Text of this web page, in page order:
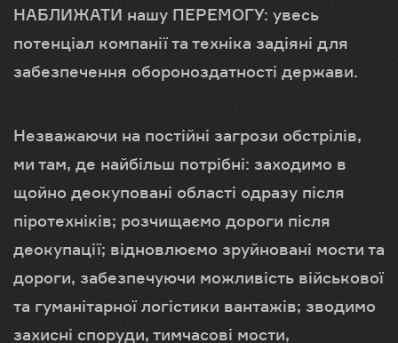
НАБЛИЖАТИ нашу ПЕРЕМОГУ: увесь
потенціал компанії та техніка задіяні для
забезпечення обороноздатності держави.
Незважаючи на постійні загрози обстрілів,
ми там, де найбільш потрібні: заходимо в
щойно деокуповані області одразу після
піротехніків; розчищаємо дороги після
деокупації; відновлюємо зруйновані мости та
дороги, забезпечуючи можливість військової
та гуманітарної логістики вантажів; зводимо
захисні споруди, тимчасові мости,